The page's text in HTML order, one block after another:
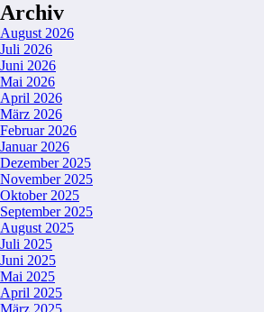
Archiv
August 2026
Juli 2026
Juni 2026
Mai 2026
April 2026
März 2026
Februar 2026
Januar 2026
Dezember 2025
November 2025
Oktober 2025
September 2025
August 2025
Juli 2025
Juni 2025
Mai 2025
April 2025
März 2025